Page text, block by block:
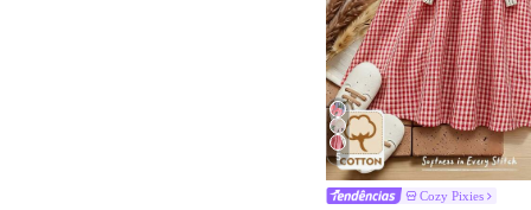
5
Cozy Pixies
#1 Mais Vendido